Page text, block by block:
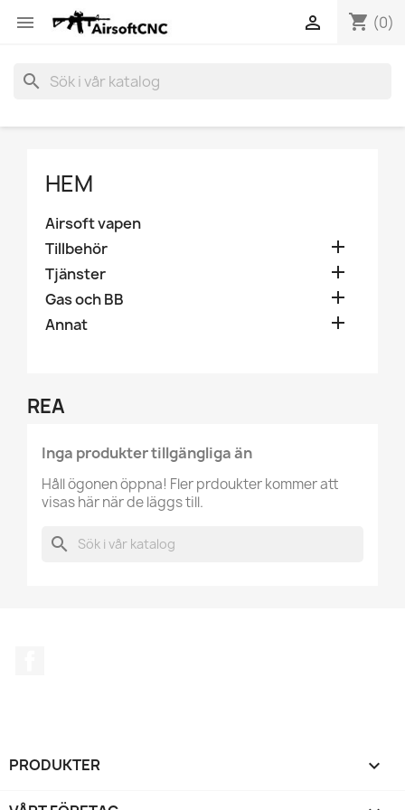
 shopping_cart (0)

search
HEM
Airsoft vapen
Tillbehör

Tjänster 
Gas och BB 
Annat 
REA
Inga produkter tillgängliga än
Håll ögonen öppna! Fler prdoukter kommer att
visas här när de läggs till.
search
PRODUKTER 